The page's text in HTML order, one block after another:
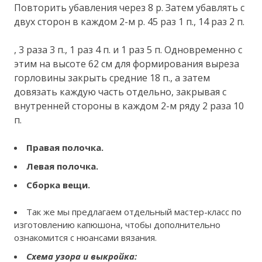
Повторить убавления через 8 р. Затем убавлять с
двух сторон в каждом 2-м р. 45 раз 1 п., 14 раз 2 п.
, 3 раза 3 п., 1 раз 4 п. и 1 раз 5 п. Одновременно с
этим на высоте 62 см для формирования выреза
горловины закрыть средние 18 п., а затем
довязать каждую часть отдельно, закрывая с
внутренней стороны в каждом 2-м ряду 2 раза 10
п.
Правая полочка.
Левая полочка.
Сборка вещи.
Так же мы предлагаем отдельный мастер-класс по
изготовлению капюшона, чтобы дополнительно
ознакомится с нюансами вязания.
Схема узора и выкройка: